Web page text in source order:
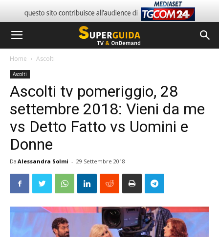
Home Ascolti
Ascolti
Ascolti tv pomeriggio, 28
settembre 2018: Vieni da me
vs Detto Fatto vs Uomini e
Donne
Da Alessandra Solmi - 29 Settembre 2018